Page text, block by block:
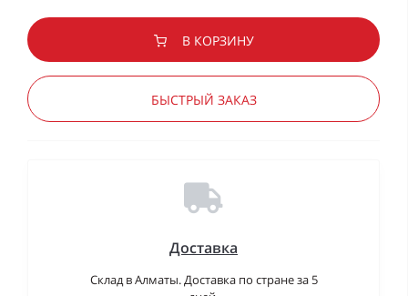
В КОРЗИНУ
БЫСТРЫЙ ЗАКАЗ
Доставка
Склад в Алматы. Доставка по стране за 5